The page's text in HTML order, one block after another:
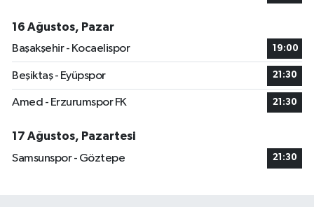
16 Ağustos, Pazar
Başakşehir - Kocaelispor
19:00
Beşiktaş - Eyüpspor 21:30
Amed - Erzurumspor FK 21:30
17 Ağustos, Pazartesi
Samsunspor - Göztepe
21:30